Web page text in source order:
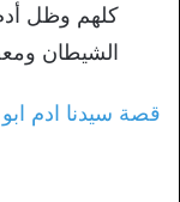
كلهم وظل
الشيطان
قصة سيدنا ادم